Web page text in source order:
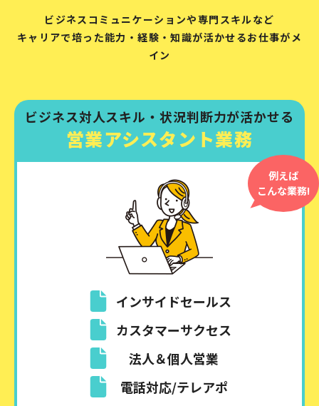
ビジネスコミュニケーションや専門スキルなど
キャリアで培った能力・経験・知識が活かせるお仕事がメ
イン
ビジネス対人スキル・状況判断力が活かせる
営業アシスタント業務
インサイドセールス
カスタマーサクセス
法人＆個人営業
電話対応/テレアポ
例えば
こんな業務!